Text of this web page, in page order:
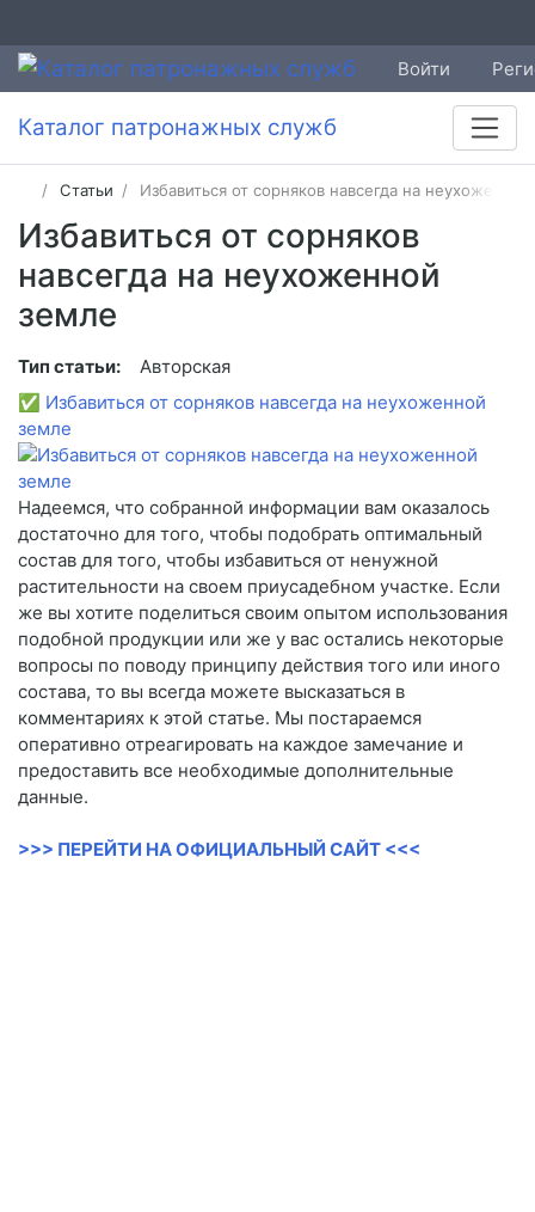
Войти
Каталог патронажных служб
Статьи Избавиться от сорняков навсегда на
Избавиться от сорняков
навсегда на неухоженной
земле
Тип статьи:
Авторская
✅ Избавиться от сорняков навсегда на неухоженной
земле
Надеемся, что собранной информации вам оказалось
достаточно для того, чтобы подобрать оптимальный
состав для того, чтобы избавиться от ненужной
растительности на своем приусадебном участке. Если
же вы хотите поделиться своим опытом использования
подобной продукции или же у вас остались некоторые
вопросы по поводу принципу действия того или иного
состава, то вы всегда можете высказаться в
комментариях к этой статье. Мы постараемся
оперативно отреагировать на каждое замечание и
предоставить все необходимые дополнительные
данные.
>>> ПЕРЕЙТИ НА ОФИЦИАЛЬНЫЙ САЙТ <<<